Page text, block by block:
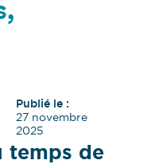
Publié le :
27 novembre
2025
temps de